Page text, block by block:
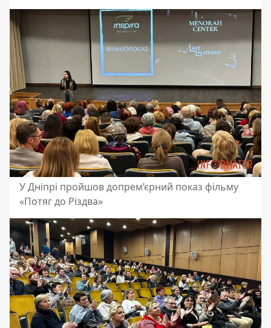
У Дніпрі пройшов допрем’єрний показ фільму
«Потяг до Різдва»